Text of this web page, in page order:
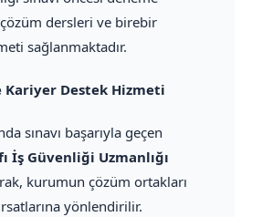
çözüm dersleri ve birebir
sağlanmaktadır.
Kariyer Destek Hizmeti
sınavı başarıyla geçen
İş Güvenliği Uzmanlığı
kurumun çözüm ortakları
yönlendirilir.